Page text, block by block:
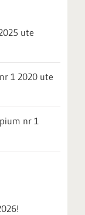
ute
1 2020 ute
nr 1